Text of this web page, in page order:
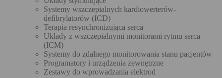
Systemy wszczepialnych kardiowerterów-
defibrylatorów (ICD)
Terapia resynchronizująca serca
Układy z wszczepialnymi monitorami rytmu serca
(ICM)
Systemy do zdalnego monitorowania stanu pacjentów
Programatory i urządzenia zewnętrzne
Zestawy do wprowadzania elektrod